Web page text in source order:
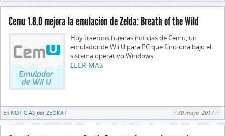
Cemu 1.8.0 mejora la emulación de Zelda: Breath of the Wild
Hoy traemos buenas noticias de Cemu, un
emulador de Wii U para PC que funciona bajo el
sistema operativo Windows ...
LEER MAS
En NOTICIAS porZEOKAT 30 mayo, 2017